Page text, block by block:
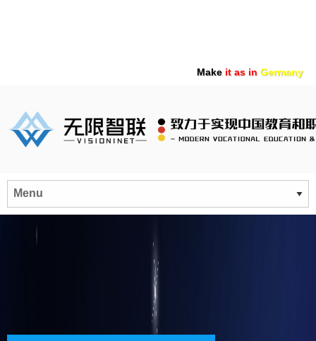
Make it as in Germany